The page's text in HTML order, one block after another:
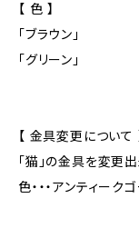
【 色 】
「ブラウン」
「グリーン」
【 金具変更について
「猫」の金具を変更出
色・・・アンティー